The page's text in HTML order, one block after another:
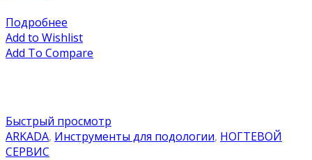
Подробнее
Add to Wishlist
Add To Compare
Быстрый просмотр
ARKADA, Инструменты для подологии, НОГТЕВОЙ
СЕРВИС